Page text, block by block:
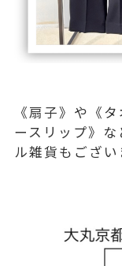
《扇子》や《
ースリップ》
ル雑貨もござい